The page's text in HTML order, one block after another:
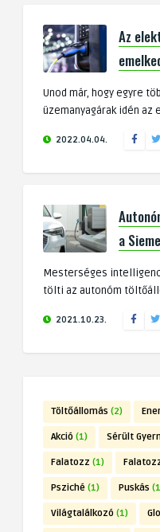
Az
Unod már, hogy egyre
üzemanyagárak idén az
2022.04.04.
a
Mesterséges
tölti az autonóm
2021.10.23.
Töltőállomás (2)
Akció (1) Sérült
Falatozz (1)
Psziché (1) Puskás
Világtalálkozó (1)